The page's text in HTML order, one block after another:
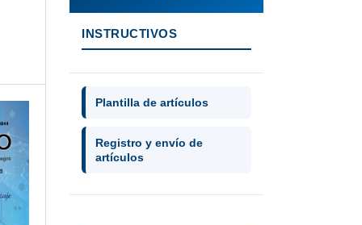
INSTRUCTIVOS
Plantilla de artículos
Registro y envío de
artículos